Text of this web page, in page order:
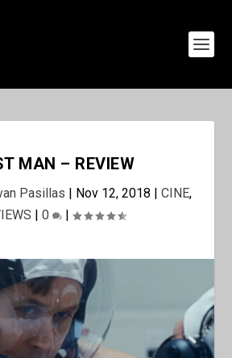
MAN – REVIEW
Pasillas | Nov 12, 2018 | CINE,
| 0 |